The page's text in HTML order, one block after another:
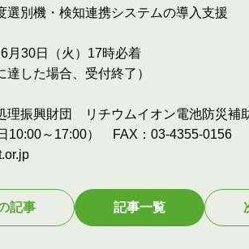
選別機・検知連携システムの導入支援
月30日（火）17時必着
した場合、受付終了）
理振興財団 リチウムイオン電池防災補
10:00～17:00） FAX：03-4355-0156
記事 記事一覧